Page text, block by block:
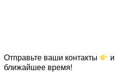
Отправьте ваши контакты
ближайшее время!